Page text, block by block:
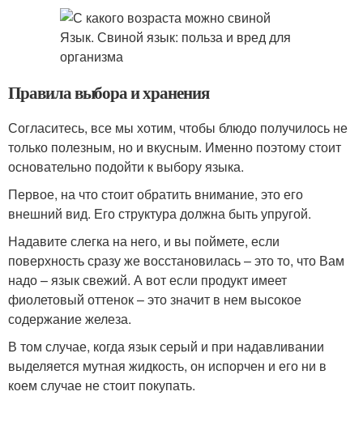
Правила выбора и хранения
Согласитесь, все мы хотим, чтобы блюдо получилось не
только полезным, но и вкусным. Именно поэтому стоит
основательно подойти к выбору языка.
Первое, на что стоит обратить внимание, это его
внешний вид. Его структура должна быть упругой.
Надавите слегка на него, и вы поймете, если
поверхность сразу же восстановилась – это то, что Вам
надо – язык свежий. А вот если продукт имеет
фиолетовый оттенок – это значит в нем высокое
содержание железа.
В том случае, когда язык серый и при надавливании
выделяется мутная жидкость, он испорчен и его ни в
коем случае не стоит покупать.